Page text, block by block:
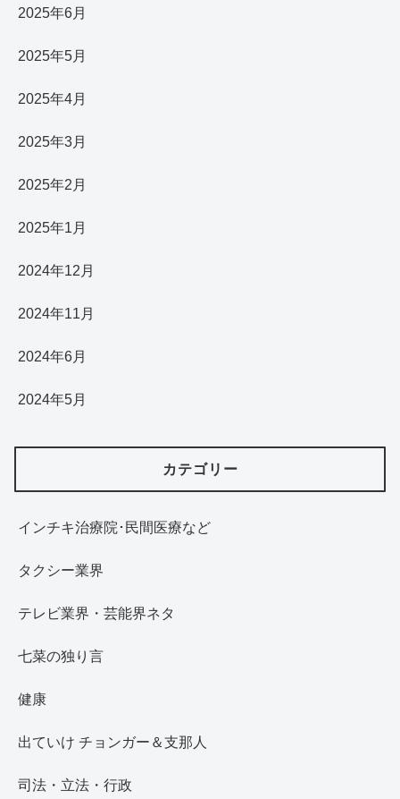
2025年6月
2025年5月
2025年4月
2025年3月
2025年2月
2025年1月
2024年12月
2024年11月
2024年6月
2024年5月
カテゴリー
インチキ治療院･民間医療など
タクシー業界
テレビ業界・芸能界ネタ
七菜の独り言
健康
出ていけ チョンガー＆支那人
司法・立法・行政